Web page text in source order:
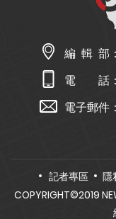
編 輯 部：
電 話：
電子郵件：
記者專區 隱
COPYRIGHT©2019